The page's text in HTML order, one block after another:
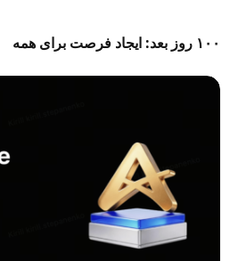
۱۰۰ روز بعد: ایجاد فرصت برای همه